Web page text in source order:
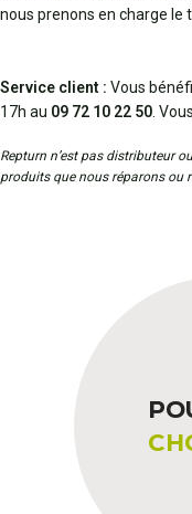
nous prenons en charge le
Service client : Vous
17h au 09 72 10 22 50 .
Repturn n’est pas distributeur
produits que nous réparons ou